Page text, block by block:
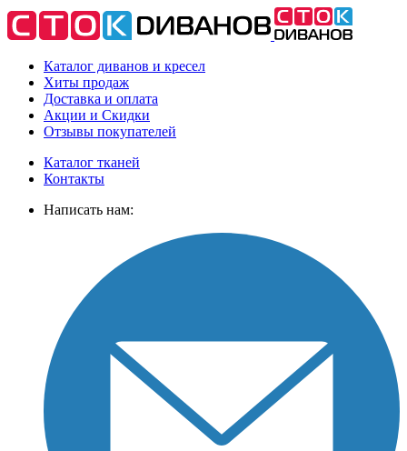
Каталог диванов и кресел
Хиты продаж
Доставка и оплата
Акции и Скидки
Отзывы покупателей
Каталог тканей
Контакты
Написать нам: